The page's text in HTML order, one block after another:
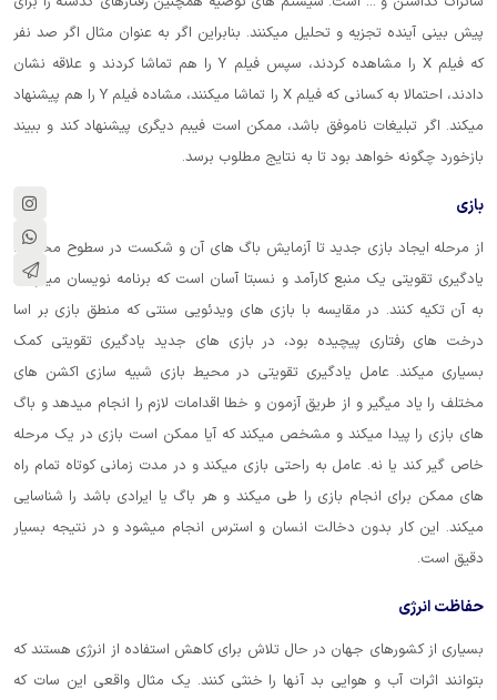
پیش بینی آینده تجزیه و تحلیل میکنند. بنابراین اگر به عنوان مثال اگر صد نفر
که فیلم X را مشاهده کردند، سپس فیلم Y را هم تماشا کردند و علاقه نشان
دادند، احتمالا به کسانی که فیلم X را تماشا میکنند، مشاده فیلم Y را هم پیشنهاد
میکند. اگر تبلیغات ناموفق باشد، ممکن است فیبم دیگری پیشنهاد کند و ببیند
بازخورد چگونه خواهد بود تا به نتایج مطلوب برسد.
بازی
از مرحله ایجاد بازی جدید تا آزمایش باگ های آن و شکست در سطوح مختلف،
یادگیری تقویتی یک منبع کارآمد و نسبتا آسان است که برنامه نویسان میتوانند
به آن تکیه کنند. در مقایسه با بازی های ویدئویی سنتی که منطق بازی بر اسا
درخت های رفتاری پیچیده بود، در بازی های جدید یادگیری تقویتی کمک
بسیاری میکند. عامل یادگیری تقویتی در محیط بازی شبیه سازی اکشن های
مختلف را یاد میگیر و از طریق آزمون و خطا اقدامات لازم را انجام میدهد و باگ
های بازی را پیدا میکند و مشخص میکند که آیا ممکن است بازی در یک مرحله
خاص گیر کند یا نه. عامل به راحتی بازی میکند و در مدت زمانی کوتاه تمام راه
های ممکن برای انجام بازی را طی میکند و هر باگ یا ایرادی باشد را شناسایی
میکند. این کار بدون دخالت انسان و استرس انجام میشود و در نتیجه بسیار
دقیق است.
حفاظت انرژی
بسیاری از کشورهای جهان در حال تلاش برای کاهش استفاده از انرژی هستند که
بتوانند اثرات آب و هوایی بد آنها را خنثی کنند. یک مثال واقعی این سات که